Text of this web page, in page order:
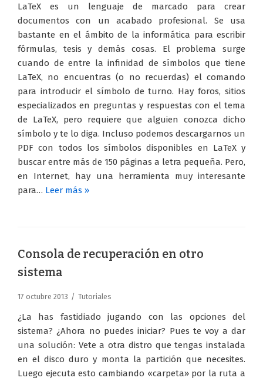
LaTeX es un lenguaje de marcado para crear
documentos con un acabado profesional. Se usa
bastante en el ámbito de la informática para escribir
fórmulas, tesis y demás cosas. El problema surge
cuando de entre la infinidad de símbolos que tiene
LaTeX, no encuentras (o no recuerdas) el comando
para introducir el símbolo de turno. Hay foros, sitios
especializados en preguntas y respuestas con el tema
de LaTeX, pero requiere que alguien conozca dicho
símbolo y te lo diga. Incluso podemos descargarnos un
PDF con todos los símbolos disponibles en LaTeX y
buscar entre más de 150 páginas a letra pequeña. Pero,
en Internet, hay una herramienta muy interesante
para… Leer más »
Consola de recuperación en otro
sistema
17 octubre 2013 Tutoriales
¿La has fastidiado jugando con las opciones del
sistema? ¿Ahora no puedes iniciar? Pues te voy a dar
una solución: Vete a otra distro que tengas instalada
en el disco duro y monta la partición que necesites.
Luego ejecuta esto cambiando «carpeta» por la ruta a